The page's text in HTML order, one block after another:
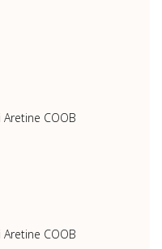
COOB
COOB